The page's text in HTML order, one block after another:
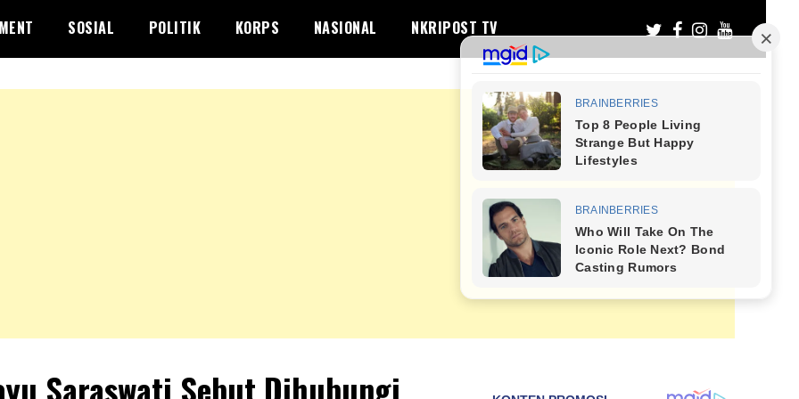
SOSIAL POLITIK KORPS NASIONAL NKRIPOST TV
Saraswati Sebut Dihubungi